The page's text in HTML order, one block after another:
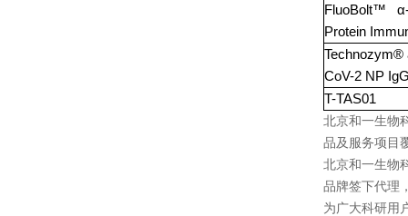
FluoBolt™
Protein
CoV-2 NP
T-TAS01
北京和一生物
品及服务项目
北京和一生物
品牌签下代理
为广大科研用